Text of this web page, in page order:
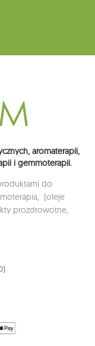
aromaterapii,
i gemmoterapii.
do
(oleje
prozdrowotne,